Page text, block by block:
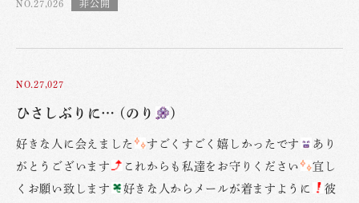
NO.27,026
NO.27,027
ひさしぶりに… (のり )
好きな人に会えました すごくすごく嬉しかったです
あり
がとうございます
これからも私達をお守りください
宜し
くお願い致します
好きな人からメールが着ますように
彼